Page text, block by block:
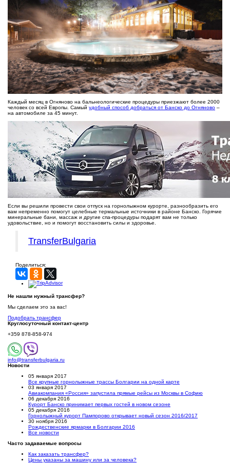
Каждый месяц в Огняново на бальнеологические процедуры приезжают более 2000
человек со всей Европы. Самый удобный способ добраться от Банско до Огняново –
на автомобиле за 45 минут.
Если вы решили провести свои отпуск на горнолыжном курорте, разнообразить его
вам непременно помогут целебные термальные источники в районе Банско. Горячие
минеральные бани, массаж и другие спа-процедуры подарят вам не только
удовольствие, но и помогут восстановить силы и здоровье.
TransferBulgaria
Поделиться:
Не нашли нужный трансфер?
Мы сделаем это за вас!
Подобрать трансфер
Круглосуточный контакт-центр
+359 878-858-974
info@transferbulgaria.ru
Новости
05 января 2017
Все крупные горнолыжные трассы Болгарии на одной карте
03 января 2017
Авиакомпания «Россия» запустила прямые рейсы из Москвы в Софию
06 декабря 2016
Курорт Банско принимает первых гостей в новом сезоне
05 декабря 2016
Горнолыжный курорт Пампорово открывает новый сезон 2016/2017
30 ноября 2016
Рождественские ярмарки в Болгарии 2016
Все новости
Часто задаваемые вопросы
Как заказать трансфер?
Цены указаны за машину или за человека?